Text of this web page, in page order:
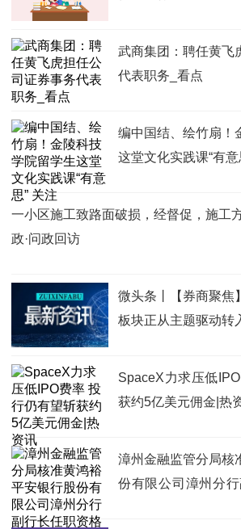
武商集团：聘任黄飞
代表职务_看点
编中国结、绘竹扇！
这堂文化实践课“有意
一小区施工致路面破损，经督促，施工
政·问政回访
微头条丨【券商聚焦
板块正从主题驱动转
SpaceX力求压低
获约5亿美元佣金|热
漳州金融监管分局核
份有限公司漳州分